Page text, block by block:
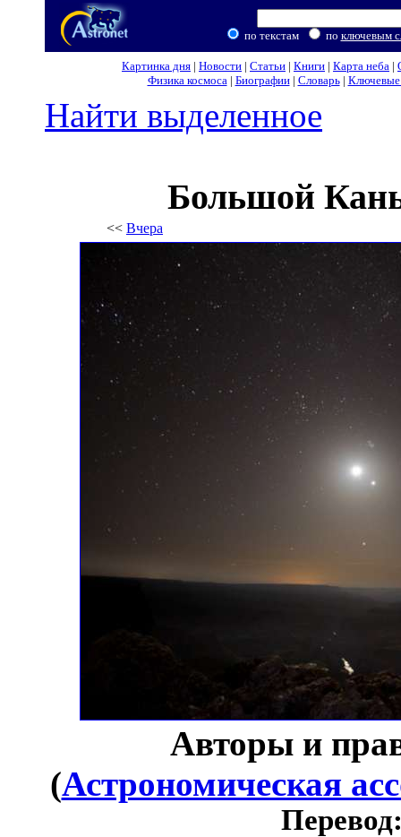
по текстам по ключевым
Картинка дня | Новости | Статьи | Книги | Карта неба |
Физика космоса| Биографии| Словарь| Ключевые
Найти выделенное
Большой
<< Вчера
Авторы и
(Астрономическая